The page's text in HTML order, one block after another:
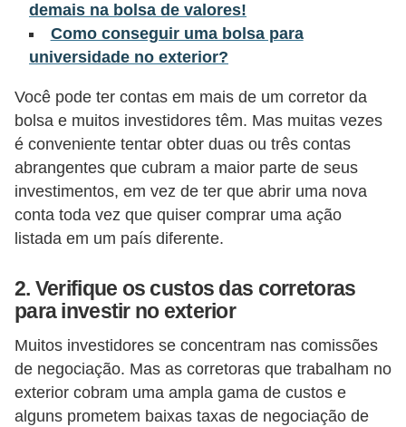
demais na bolsa de valores!
Como conseguir uma bolsa para
universidade no exterior?
Você pode ter contas em mais de um corretor da
bolsa e muitos investidores têm. Mas muitas vezes
é conveniente tentar obter duas ou três contas
abrangentes que cubram a maior parte de seus
investimentos, em vez de ter que abrir uma nova
conta toda vez que quiser comprar uma ação
listada em um país diferente.
2. Verifique os custos das corretoras
para investir no exterior
Muitos investidores se concentram nas comissões
de negociação. Mas as corretoras que trabalham no
exterior cobram uma ampla gama de custos e
alguns prometem baixas taxas de negociação de
e
s
i
n
n
c
e
r
a
s
C
â